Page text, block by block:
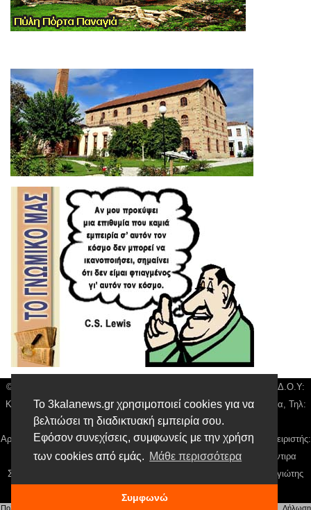
Το 3kalanews.gr χρησιμοποιεί cookies για να
βελτιώσει τη διαδικτυακή εμπειρία σου.
Εφόσον συνεχίσεις, συμφωνείς με την χρήση
των cookies από εμάς. Μάθε περισσότερα
Συμφωνώ
© 3kala News | Διακριτικός Τίτλος: Orion Media, ΑΦΜ: 043750542, Δ.Ο.Υ:
Καρδίτσας, Υπο/μα Τρικάλων, Δ/νση: Τιουσόν 31 τ.κ 42132 Τρίκαλα, Τηλ:
24310 63300, email: news@3kalanews.gr
Αρ. Γεμή: 018804431000, Νόμιμος Εκπρόσωπος, Ιδιοκτήτης και Διαχειριστής:
Παναγιώτης Φιλίππου, Διευθύντρια: Γιαννουσά Βασιλική, Διευθύντιρα
Σύνταξης: Μπαλαμπάνη Βασιλική. Δικαιούχος domain name Παναγιώτης
Φιλίππου
Πολιτική απορρήτου Δήλωση